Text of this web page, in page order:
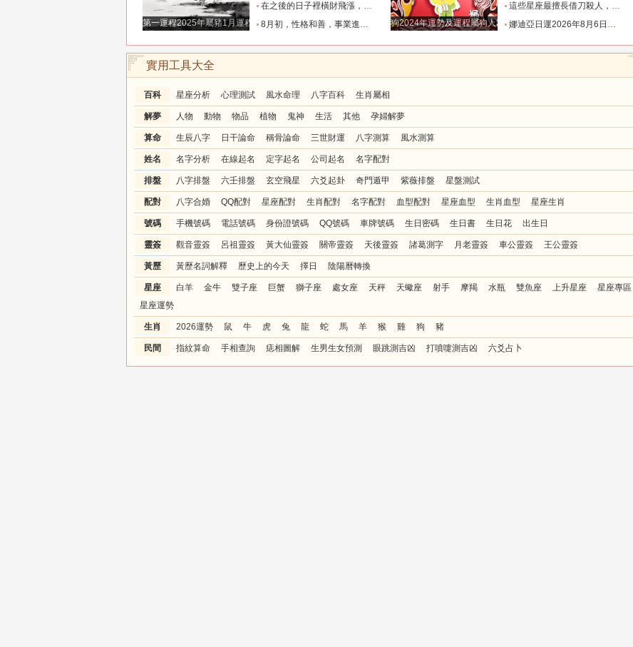
第一運程2025年屬豬1月運程解析
在之後的日子裡橫財飛漲，賺足財庫，桃花旺到爆的星座_愛情_都為之_財富
8月初，性格和善，事業進步飛速，全是貴人鋪路搭橋的四個星座_金牛座_初將_天秤座
狗2024年運勢及運程屬狗人2024運勢好嗎
這些星座最擅長借刀殺人，背後使絆子從不手軟_雙子座_能在_心思
娜迪亞日運2026年8月6日週四每日星座運勢_數字_相關_情緒
實用工具大全
百科 星座分析 心理測試 風水命理 八字百科 生肖屬相
解夢 人物 動物 物品 植物 鬼神 生活 其他 孕婦解夢
算命 生辰八字 日干論命 稱骨論命 三世財運 八字測算 風水測算
姓名 名字分析 在線起名 定字起名 公司起名 名字配對
排盤 八字排盤 六壬排盤 玄空飛星 六爻起卦 奇門遁甲 紫薇排盤 星盤測試
配對 八字合婚 QQ配對 星座配對 生肖配對 名字配對 血型配對 星座血型 生肖血型 星座生肖
號碼 手機號碼 電話號碼 身份證號碼 QQ號碼 車牌號碼 生日密碼 生日書 生日花 出生日
靈簽 觀音靈簽 呂祖靈簽 黃大仙靈簽 關帝靈簽 天後靈簽 諸葛測字 月老靈簽 車公靈簽 王公靈簽
黃歷 黃歷名詞解釋 歷史上的今天 擇日 陰陽曆轉換
星座 白羊 金牛 雙子座 巨蟹 獅子座 處女座 天秤 天蠍座 射手 摩羯 水瓶 雙魚座 上升星座
星座專區
星座運勢
生肖 2026運勢 鼠 牛 虎 兔 龍 蛇 馬 羊 猴 雞 狗 豬
民間 指紋算命 手相查詢 痣相圖解 生男生女預測 眼跳測吉凶 打噴嚏測吉凶 六爻占卜